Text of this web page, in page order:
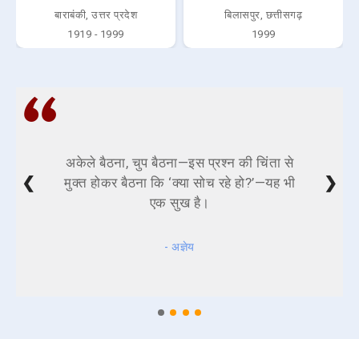
बाराबंकी, उत्तर प्रदेश
1919 - 1999
बिलासपुर, छत्तीसगढ़
1999
अकेले बैठना, चुप बैठना—इस प्रश्न की चिंता से
मुक्त होकर बैठना कि ‘क्या सोच रहे हो?’—यह भी
एक सुख है।
- अज्ञेय
❮ ❯